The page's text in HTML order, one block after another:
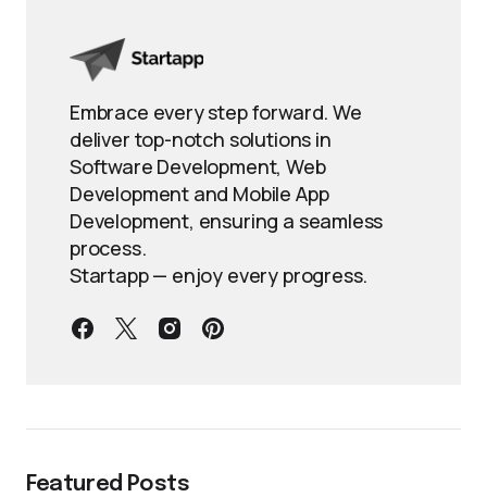
Embrace every step forward. We
deliver top-notch solutions in
Software Development, Web
Development and Mobile App
Development, ensuring a seamless
process.
Startapp — enjoy every progress.
Featured Posts